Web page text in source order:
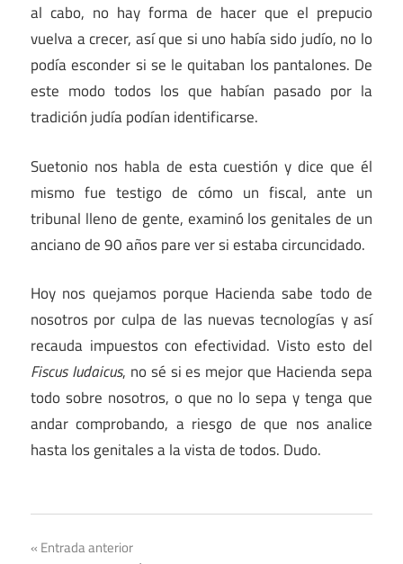
al cabo, no hay forma de hacer que el prepucio
vuelva a crecer, así que si uno había sido judío, no lo
podía esconder si se le quitaban los pantalones. De
este modo todos los que habían pasado por la
tradición judía podían identificarse.
Suetonio nos habla de esta cuestión y dice que él
mismo fue testigo de cómo un fiscal, ante un
tribunal lleno de gente, examinó los genitales de un
anciano de 90 años pare ver si estaba circuncidado.
Hoy nos quejamos porque Hacienda sabe todo de
nosotros por culpa de las nuevas tecnologías y así
recauda impuestos con efectividad. Visto esto del
Fiscus Iudaicus, no sé si es mejor que Hacienda sepa
todo sobre nosotros, o que no lo sepa y tenga que
andar comprobando, a riesgo de que nos analice
hasta los genitales a la vista de todos. Dudo.
Romano
Navegación
Entrada anterior